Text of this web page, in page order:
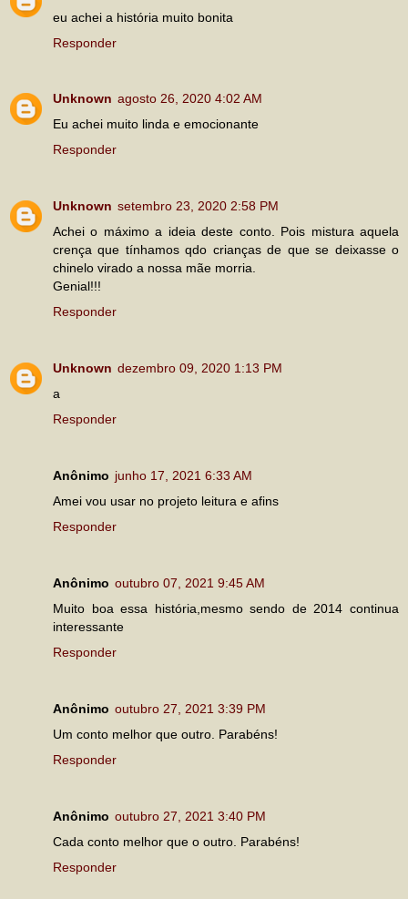
eu achei a história muito bonita
Responder
Unknown agosto 26, 2020 4:02 AM
Eu achei muito linda e emocionante
Responder
Unknown setembro 23, 2020 2:58 PM
Achei o máximo a ideia deste conto. Pois mistura aquela
crença que tínhamos qdo crianças de que se deixasse o
chinelo virado a nossa mãe morria.
Genial!!!
Responder
Unknown dezembro 09, 2020 1:13 PM
a
Responder
Anônimo junho 17, 2021 6:33 AM
Amei vou usar no projeto leitura e afins
Responder
Anônimo outubro 07, 2021 9:45 AM
Muito boa essa história,mesmo sendo de 2014 continua
interessante
Responder
Anônimo outubro 27, 2021 3:39 PM
Um conto melhor que outro. Parabéns!
Responder
Anônimo outubro 27, 2021 3:40 PM
Cada conto melhor que o outro. Parabéns!
Responder